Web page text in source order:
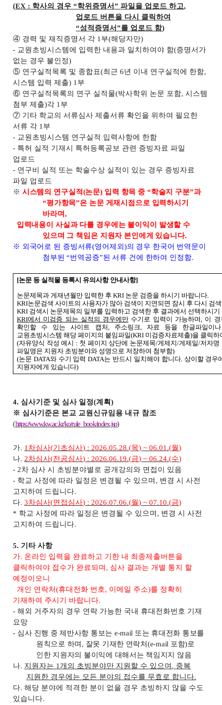
(EX : 학사의 경우“학위증명서”파일을 업로드 하고,
업로드 버튼을 다시 클릭하여
“성적증명서”를 업로드 함)
④ 경력 및 재직증명서 각 1부(해당자만)
- 교원초빙시스템에 입력한 내용과 일치하여야 함(증명서가
없는 경우 불인정)
⑤ 연구실적목록 및 종합표(최근6년 이내 연구실적에 한함,
시스템 입력 제출) 1부
⑥ 연구실적목록의 연구 실적물(박사학위 논문 포함,시스템
첨부 제출)각 1부
⑦ 기타 학교의 서류심사 제출서류 확인을 위하여 필요한
서류 각 1부
- 교원초빙시스템 연구실적 입력사항에 한함
- 특허 실적 기재시 특허등록공보 관련 증빙자료 파일
업로드
- 연구비 실적 또는 학술수상 실적이 있는 경우 증빙자료
파일 업로드
※ 시스템의 연구실적(논문) 입력 항목 중 “학술지 구분”과
“평가항목”은 논문 게재시점으로 입력하시기
바라며,
입력내용이 사실과 다를 경우에는 불이익이 발생할 수
있으며 그 책임은 지원자 본인에게 있습니다.
※ 외국어로 된 증빙서류(영어제외 )의 경우 한국어 번역문이
첨부된“번역공증”된 서류 건에 한하여 인정함.
[논문 등 실적물 등록시 유의사항 안내사항]
논문제목과 게재년월만 입력한 후 KRI 논문 검증을 하시기 바랍니다.
KRI논문검색 사이트의 사용자가 많아 검색이 지연되면 잠시 후 다시 검
KRI 검색시 논문제목의 일부를 입력하고 검색한 후 결과에서 선택하시기
KRI에서 미검증 되는 실적의 경우에만 수기로 입력이 가능하며, 이 경
확인할 수 있는 사이트 캡처, 주소링크, 자료 등을 한글파일이
교원초빙시스템 해당 페이지의 붙임파일(KRI 미검증자료제출)을 클릭하
(자유양식 작성 예시 : 첫 페이지 상단에 논문제목/게제지 /게제일/저자명
파일명은 지원자 초빙분야와 성명으로 저장하여 첨부함)
(논문 DATA와 수기 입력DATA는 반드시 일치해야 합니다. 상이할 경우
지원자에게 있습니다)
4. 심사기준 및 심사 일정(계획)
※ 심사기준은 본교 교원신규임용 내규 참조
(https://www.kw.ac.kr/ko/rule_book/index.jsp)
가. 1차심사(기초심사) :2026.05.28.(목) ~ 06.01.(월)
나.2차심사(전공심사) :2026.06.19.(금) ~ 06.24.(수)
- 2차 심사 시 초빙분야별로 공개강의와 면접이 있음
- 학교 사정에 따라 일정은 변경될 수 있으며 , 변경 시 사전
고지하여 드립니다.
다.3차심사(면접심사) : 2026.07.06.(월) ~ 07.10.(금)
* 학교 사정에 따라 일정은 변경될 수 있으며 , 변경 시 사전
고지하여 드립니다.
5. 기타 사항
가. 온라인 입력을 완료하고 기한 내 최종제출버튼을
클릭하여야 접수가 완료되며 , 심사 결과는개별 통지 할
예정이오니
개인 연락처(휴대전화 번호, 이메일 주소)를 정확히
기재하여 주시기 바랍니다.
-해외 거주자의 경우 연락 가능한 국내 휴대전화번호 기재
요망
- 심사 진행 중 제반사항 통보는 e-mail 또는 휴대전화 통보를
원칙으로 하며 , 잘못 기재한 연락처(e-mail 포함)로
인한 지원자의 불이익에 대해서는 책임지지 않음
나. 지원자는 1개의 초빙분야만 지원할 수 있으며 , 중복
지원한 경우에는 모든 분야의 접수를 무효로 합니다.
다.해당 분야에 적격한 분이 없을 경우 초빙하지 않을 수도
있습니다.